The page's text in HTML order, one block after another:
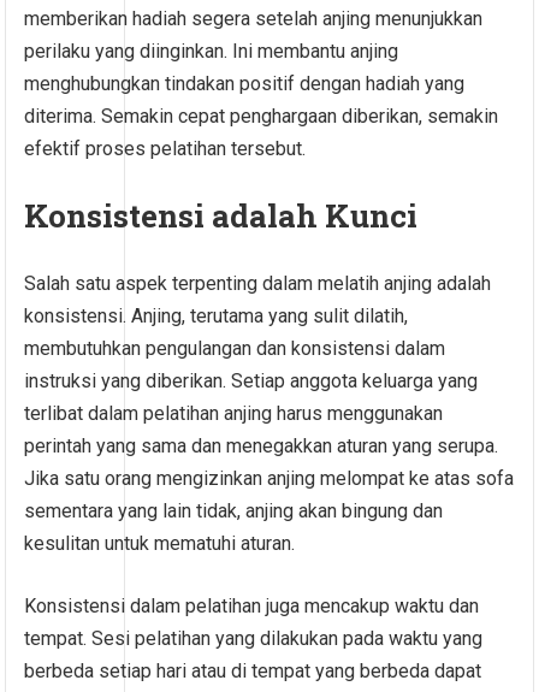
memberikan hadiah segera setelah anjing menunjukkan
perilaku yang diinginkan. Ini membantu anjing
menghubungkan tindakan positif dengan hadiah yang
diterima. Semakin cepat penghargaan diberikan, semakin
efektif proses pelatihan tersebut.
Konsistensi adalah Kunci
Salah satu aspek terpenting dalam melatih anjing adalah
konsistensi. Anjing, terutama yang sulit dilatih,
membutuhkan pengulangan dan konsistensi dalam
instruksi yang diberikan. Setiap anggota keluarga yang
terlibat dalam pelatihan anjing harus menggunakan
perintah yang sama dan menegakkan aturan yang serupa.
Jika satu orang mengizinkan anjing melompat ke atas sofa
sementara yang lain tidak, anjing akan bingung dan
kesulitan untuk mematuhi aturan.
Konsistensi dalam pelatihan juga mencakup waktu dan
tempat. Sesi pelatihan yang dilakukan pada waktu yang
berbeda setiap hari atau di tempat yang berbeda dapat